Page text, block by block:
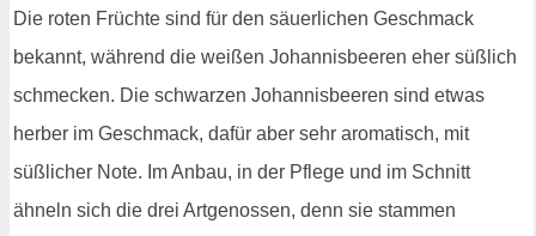
Die roten Früchte sind für den säuerlichen Geschmack
bekannt, während die weißen Johannisbeeren eher süßlich
schmecken. Die schwarzen Johannisbeeren sind etwas
herber im Geschmack, dafür aber sehr aromatisch, mit
süßlicher Note. Im Anbau, in der Pflege und im Schnitt
ähneln sich die drei Artgenossen, denn sie stammen